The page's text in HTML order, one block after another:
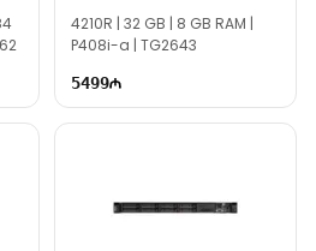
4210R | 32 GB | 8 GB RAM |
P408i-a | TG2643
5499